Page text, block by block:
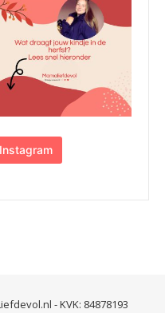
- KVK: 84878193